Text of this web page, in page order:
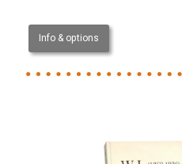
Info & options